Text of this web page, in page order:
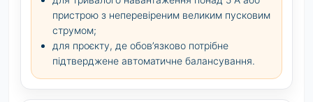
пристрою з неперевіреним великим пусковим
струмом;
для проєкту, де обов’язково потрібне
підтверджене автоматичне балансування.